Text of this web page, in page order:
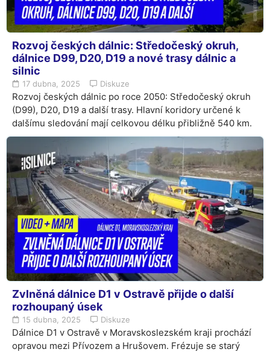
Rozvoj českých dálnic: Středočeský okruh,
dálnice D99, D20, D19 a nové trasy dálnic a
silnic
17 dubna, 2025 Diskuze
Rozvoj českých dálnic po roce 2050: Středočeský okruh
(D99), D20, D19 a další trasy. Hlavní koridory určené k
dalšímu sledování mají celkovou délku přibližně 540 km.
Zvlněná dálnice D1 v Ostravě přijde o další
rozhoupaný úsek
15 dubna, 2025 Diskuze
Dálnice D1 v Ostravě v Moravskoslezském kraji prochází
opravou mezi Přívozem a Hrušovem. Frézuje se starý